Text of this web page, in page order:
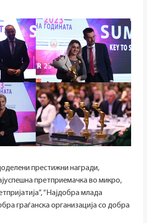
престижни награди,
претприемачка во микро,
“Најдобра млада
граѓанска организација со добра